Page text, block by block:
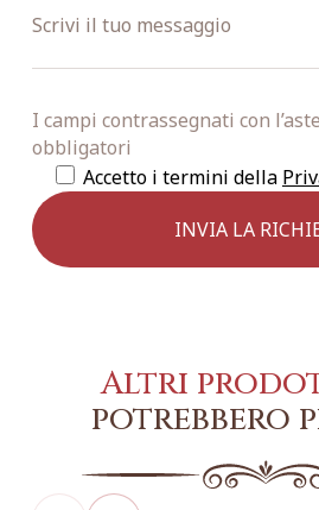
I campi contrassegnati con
obbligatori
Accetto i termini della
Altri
potrebbero